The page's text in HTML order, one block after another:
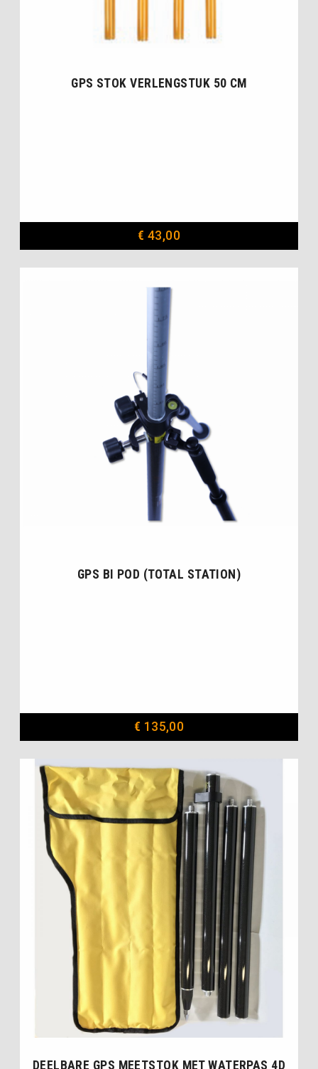
GPS STOK VERLENGSTUK 50 CM
€ 43,00
GPS BI POD (TOTAL STATION)
€ 135,00
DEELBARE GPS MEETSTOK MET WATERPAS 4D